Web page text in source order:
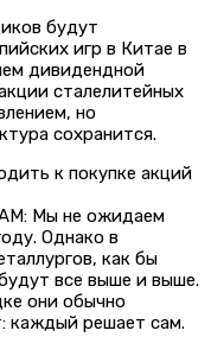
будут
игр в Китае в
дивидендной
сталелитейных
но
сохранится.
Мы не ожидаем
Однако в
как бы
все выше и выше.
они обычно
каждый решает сам.